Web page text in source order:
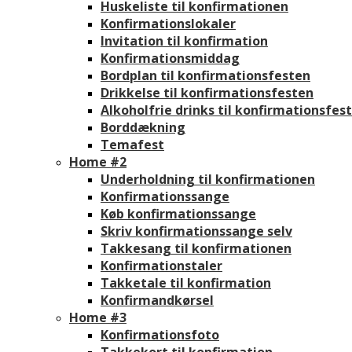
Huskeliste til konfirmationen
Konfirmationslokaler
Invitation til konfirmation
Konfirmationsmiddag
Bordplan til konfirmationsfesten
Drikkelse til konfirmationsfesten
Alkoholfrie drinks til
Borddækning
Temafest
Home #2
Underholdning til konfirmationen
Konfirmationssange
Køb konfirmationssange
Skriv konfirmationssange selv
Takkesang til konfirmationen
Konfirmationstaler
Takketale til konfirmation
Konfirmandkørsel
Home #3
Konfirmationsfoto